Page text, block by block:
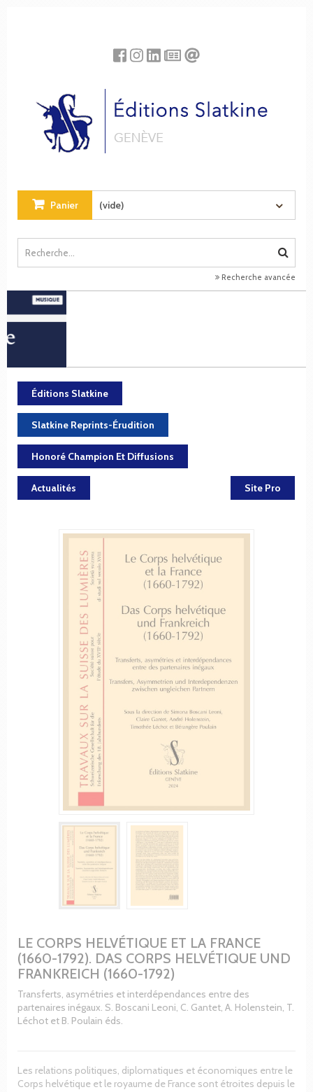
Panier (vide)
Recherche avancée
Éditions Slatkine
Slatkine Reprints-Érudition
Honoré Champion Et Diffusions
Actualités Site Pro
LE CORPS HELVÉTIQUE ET LA FRANCE
(1660-1792). DAS CORPS HELVÉTIQUE UND
FRANKREICH (1660-1792)
Transferts, asymétries et interdépendances entre des
partenaires inégaux. S. Boscani Leoni, C. Gantet, A. Holenstein, T.
Léchot et B. Poulain éds.
Les relations politiques, diplomatiques et économiques entre le
Corps helvétique et le royaume de France sont étroites depuis le